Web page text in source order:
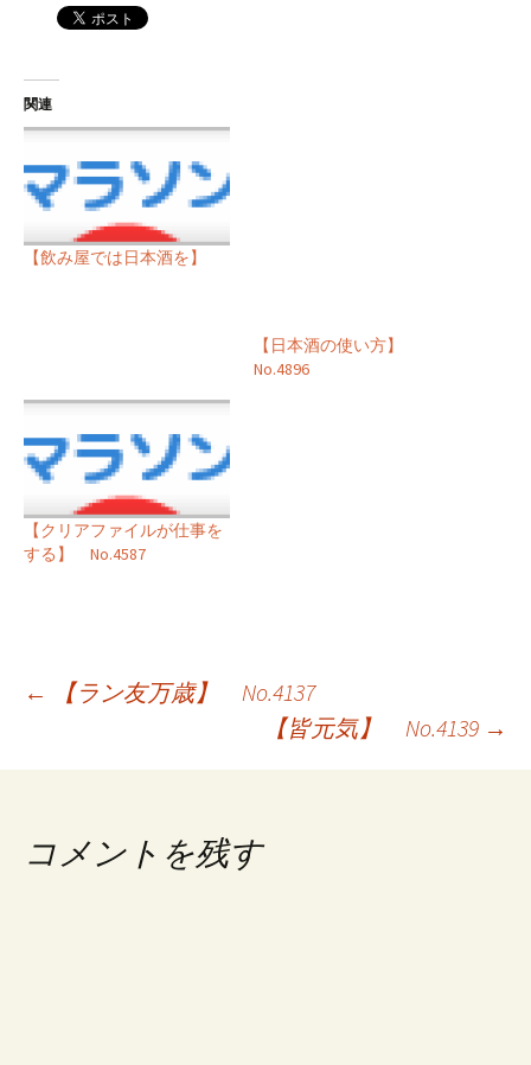
関連
【飲み屋では日本酒を】
【日本酒の使い方】
No.4896
【クリアファイルが仕事を
する】 No.4587
投
ビ
←
【ラン友万歳】 No.4137
【皆元気】 No.4139 →
コメントを残す